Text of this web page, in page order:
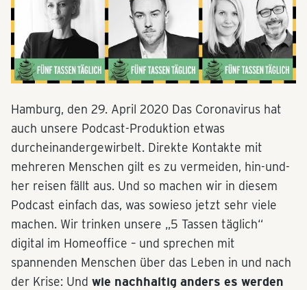
Hamburg, den 29. April 2020 Das Coronavirus hat
auch unsere Podcast-Produktion etwas
durcheinandergewirbelt. Direkte Kontakte mit
mehreren Menschen gilt es zu vermeiden, hin-und-
her reisen fällt aus. Und so machen wir in diesem
Podcast einfach das, was sowieso jetzt sehr viele
machen. Wir trinken unsere „5 Tassen täglich“
digital im Homeoffice – und sprechen mit
spannenden Menschen über das Leben in und nach
der Krise: Und wie nachhaltig anders es werden